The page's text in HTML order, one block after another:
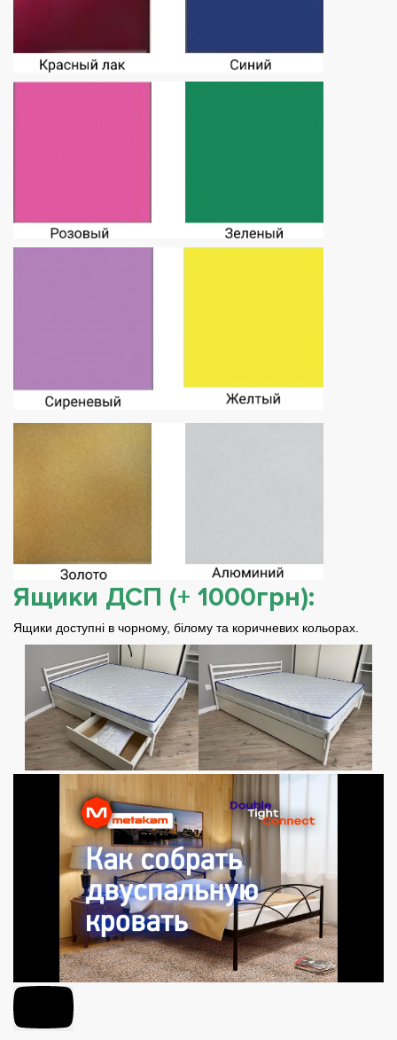
Ящики ДСП (+ 1000грн):
Ящики доступні в чорному, білому та коричневих кольорах.